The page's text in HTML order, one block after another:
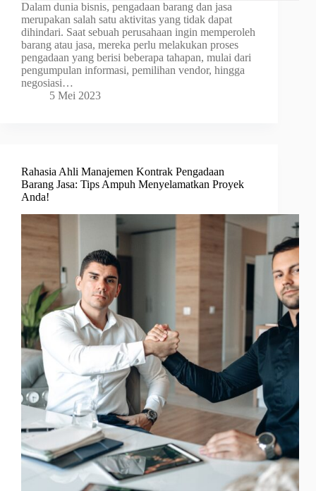
Dalam dunia bisnis, pengadaan barang dan jasa
merupakan salah satu aktivitas yang tidak dapat
dihindari. Saat sebuah perusahaan ingin memperoleh
barang atau jasa, mereka perlu melakukan proses
pengadaan yang berisi beberapa tahapan, mulai dari
pengumpulan informasi, pemilihan vendor, hingga
negosiasi…
5 Mei 2023
Rahasia Ahli Manajemen Kontrak Pengadaan
Barang Jasa: Tips Ampuh Menyelamatkan Proyek
Anda!